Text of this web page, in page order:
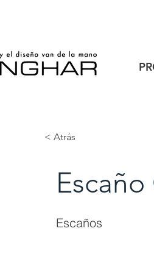
< Atrás
Escaños